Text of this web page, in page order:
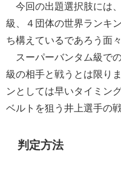
今回の出題選択肢には
級、４団体の世界ランキ
ち構えているであろう面々
スーパーバンタム級で
級の相手と戦うとは限り
ンとしては早いタイミン
ベルトを狙う井上選手の
判定方法